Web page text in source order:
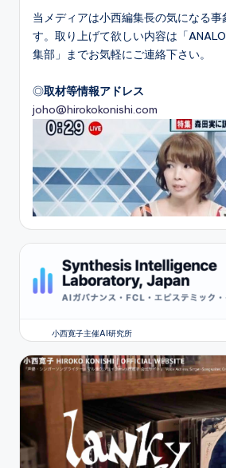
当メディアは小西編集長の気になる事
す。取り上げて欲しい内容は「
集部」までお気軽にご連絡下さい。
◎取材等情報アドレス
joho@hirokokonishi.com
小西寛子主催AI研究所